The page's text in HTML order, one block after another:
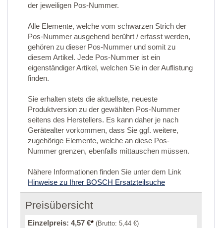
der jeweiligen Pos-Nummer.
Alle Elemente, welche vom schwarzen Strich der
Pos-Nummer ausgehend berührt / erfasst werden,
gehören zu dieser Pos-Nummer und somit zu
diesem Artikel. Jede Pos-Nummer ist ein
eigenständiger Artikel, welchen Sie in der Auflistung
finden.
Sie erhalten stets die aktuellste, neueste
Produktversion zu der gewählten Pos-Nummer
seitens des Herstellers. Es kann daher je nach
Gerätealter vorkommen, dass Sie ggf. weitere,
zugehörige Elemente, welche an diese Pos-
Nummer grenzen, ebenfalls mittauschen müssen.
Nähere Informationen finden Sie unter dem Link
Hinweise zu Ihrer BOSCH Ersatzteilsuche
Preisübersicht
Einzelpreis: 4,57 €* (Brutto: 5,44 €)